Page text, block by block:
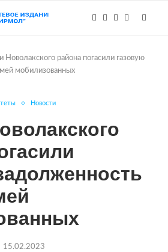
Новолакского района погасили газовую
мобилизованных
Новости
15.02.2023